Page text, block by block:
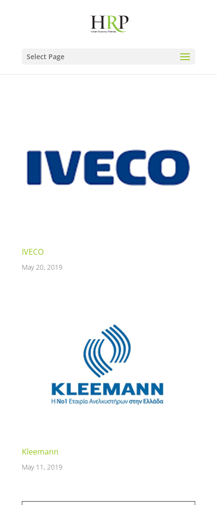
Select Page
IVECO
May 20, 2019
Kleemann
May 11, 2019